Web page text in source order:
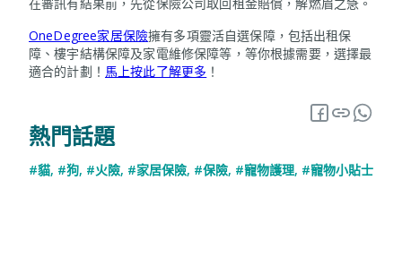
OneDegree家居保險擁有多項靈活自選保障，包括出租保
障、樓宇結構保障及家電維修保障等，等你根據需要，選擇最
適合的計劃！ 馬上按此了解更多 ！
熱門話題
#貓, #狗, #火險, #家居保險, #保險, #寵物護理, #寵物小貼士